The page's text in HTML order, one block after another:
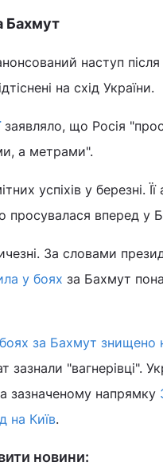
Бахмут
наступ
на схід України.
заявляло, що Росія
а метрами".
успіхів у березні.
просувалася вперед у
За словами
у боях за Бахмут
за Бахмут знищено
зазнали "вагнерівці".
зазначеному напрямку
на Київ.
новини: